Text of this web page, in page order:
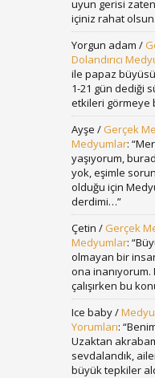
uyun gerisi
içiniz rahat olsun.
Yorgun adam /
Dolandırıcı
ile papaz
1-21 gün dediği
etkileri görmeye
Ayşe / Gerçek
Medyumlar: “
yaşıyorum,
yok, eşimle
olduğu için
derdimi…”
Çetin / Gerçek
Medyumlar: “
olmayan bir
ona
çalışırken bu
Ice baby/
Yorumları: “
Uzaktan
sevdalandık,
büyük tepkiler